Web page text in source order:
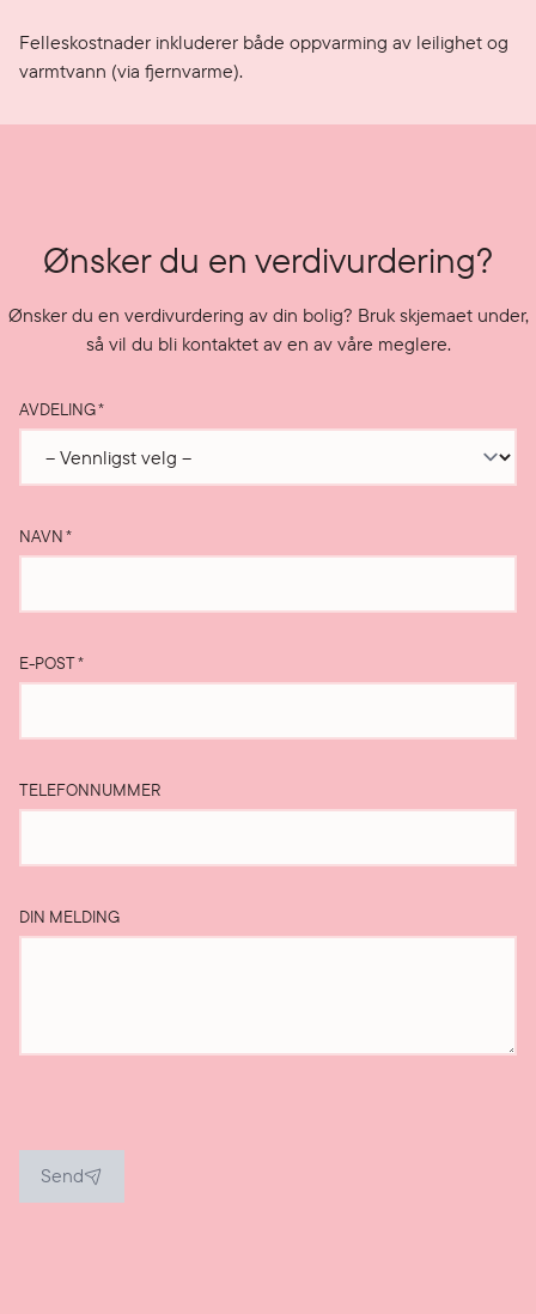
Felleskostnader inkluderer både oppvarming av leilighet og
varmtvann (via fjernvarme).
Ønsker du en verdivurdering?
Ønsker du en verdivurdering av din bolig? Bruk skjemaet under,
så vil du bli kontaktet av en av våre meglere.
AVDELING*
NAVN*
E-POST*
TELEFONNUMMER
DIN MELDING
Send